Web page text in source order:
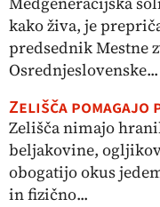
kako živa, je
predsednik Mestne
Osrednjeslovenske...
Zelišča pomagajo
Zelišča nimajo
beljakovine,
obogatijo okus
in fizično...